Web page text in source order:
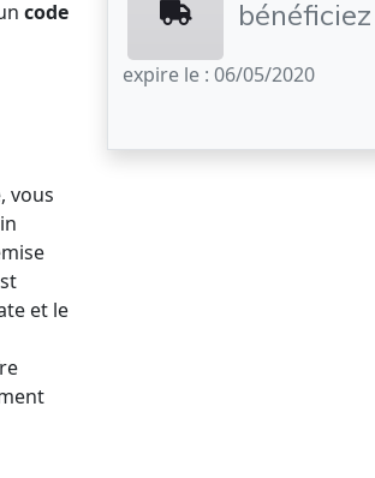
code
vous
et le
expire le : 06/05/2020